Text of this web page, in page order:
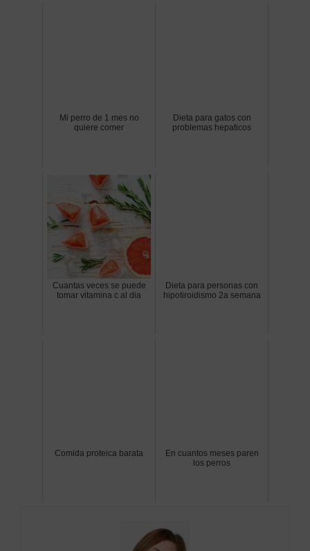
Mi perro de 1 mes no
quiere comer
Dieta para gatos con
problemas hepaticos
Cuantas veces se puede
tomar vitamina c al dia
Dieta para personas con
hipotiroidismo 2a semana
Comida proteica barata
En cuantos meses paren
los perros